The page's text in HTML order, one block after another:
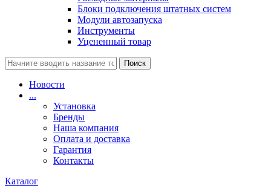
Блоки подключения штатных систем
Модули автозапуска
Инструменты
Уцененный товар
Поиск
Новости
...
Установка
Бренды
Наша компания
Оплата и доставка
Гарантия
Контакты
Каталог